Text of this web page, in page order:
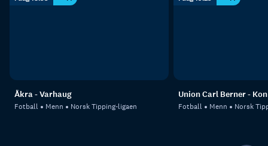
Åkra - Varhaug
Fotball Menn Norsk Tipping-ligaen
Union Carl Berner -
Fotball Menn Norsk